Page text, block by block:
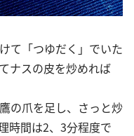
て「つゆだく」でいた
ナスの皮を炒めれば
の爪を足し、さっと炒
時間は2、3分程度で